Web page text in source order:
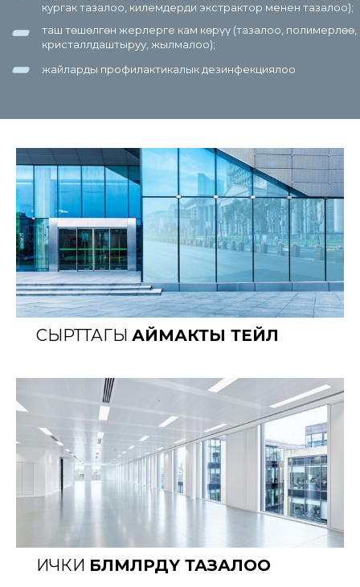
кургак тазалоо, килемдерди экстрактор менен тазалоо);
таш төшөлгөн жерлерге кам көрүү (тазалоо, полимерлөө,
кристаллдаштыруу, жылмалоо);
жайларды профилактикалык дезинфекциялоо
СЫРТТАГЫ АЙМАКТЫ ТЕЙЛӨӨ
ИЧКИ БӨЛМӨЛӨРДҮ ТАЗАЛОО